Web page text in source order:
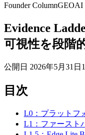
Founder ColumnGEOAI
Evidence
可視性を段階
公開日 2026年5月31日
目次
L0：プラットフ
L1：ファースト